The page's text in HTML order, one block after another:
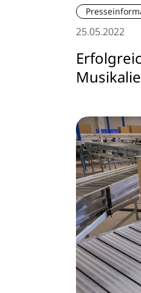
25.05.2022